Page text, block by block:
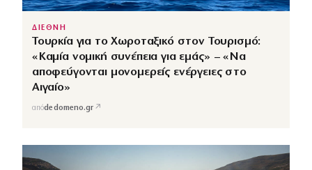
ΔΙΕΘΝΗ
Τουρκία για το Χωροταξικό στον Τουρισμό:
«Καμία νομική συνέπεια για εμάς» – «Να
αποφεύγονται μονομερείς ενέργειες στο
Αιγαίο»
απόdedomeno.gr ↗